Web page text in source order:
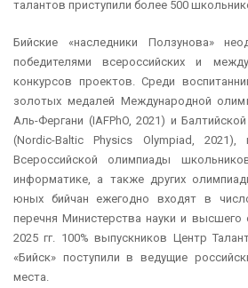
талантов приступили более 500
Бийские «наследники Ползунова»
победителями всероссийских и
конкурсов проектов. Среди
золотых медалей Международной
Аль-Фергани (IAFPhO, 2021) и
(Nordic-Baltic Physics Olympiad,
Всероссийской олимпиады
информатике, а также других
юных бийчан ежегодно входят в
перечня Министерства науки и высшего
2025 гг. 100% выпускников Центр
«Бийск» поступили в ведущие
места.